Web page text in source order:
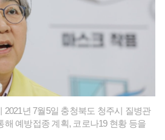
2021년 7월5일 충청북도 청주시 질병관
해 예방접종 계획, 코로나19 현황 등을